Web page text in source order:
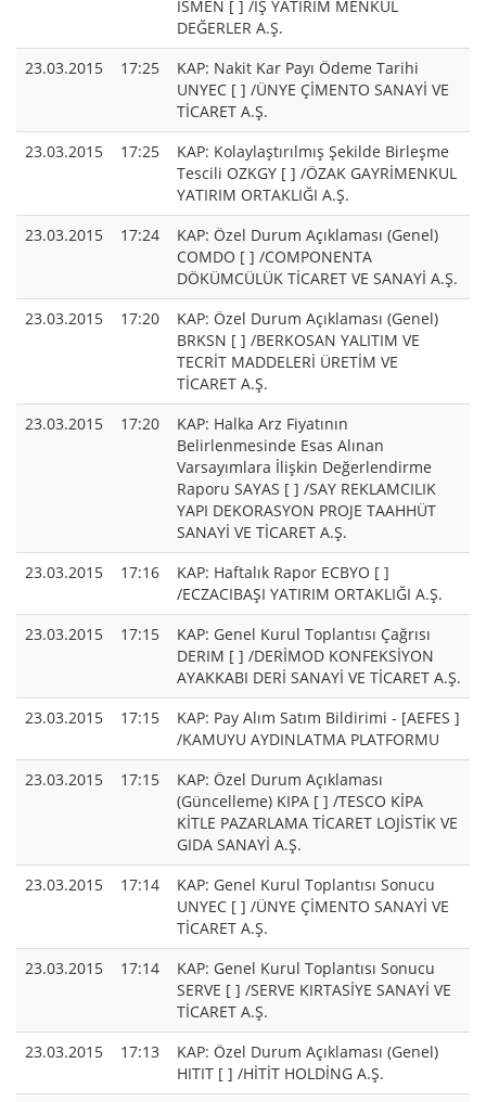
ISMEN [ ] /İŞ YATIRIM MENKUL
DEĞERLER A.Ş.
23.03.2015
17:25
KAP: Nakit Kar Payı Ödeme Tarihi
UNYEC [ ] /ÜNYE ÇİMENTO SANAYİ VE
TİCARET A.Ş.
23.03.2015
17:25
KAP: Kolaylaştırılmış Şekilde Birleşme
Tescili OZKGY [ ] /ÖZAK GAYRİMENKUL
YATIRIM ORTAKLIĞI A.Ş.
23.03.2015
17:24
KAP: Özel Durum Açıklaması (Genel)
COMDO [ ] /COMPONENTA
DÖKÜMCÜLÜK TİCARET VE SANAYİ A.Ş.
23.03.2015
17:20
KAP: Özel Durum Açıklaması (Genel)
BRKSN [ ] /BERKOSAN YALITIM VE
TECRİT MADDELERİ ÜRETİM VE
TİCARET A.Ş.
23.03.2015
17:20
KAP: Halka Arz Fiyatının
Belirlenmesinde Esas Alınan
Varsayımlara İlişkin Değerlendirme
Raporu SAYAS [ ] /SAY REKLAMCILIK
YAPI DEKORASYON PROJE TAAHHÜT
SANAYİ VE TİCARET A.Ş.
23.03.2015
17:16
KAP: Haftalık Rapor ECBYO [ ]
/ECZACIBAŞI YATIRIM ORTAKLIĞI A.Ş.
23.03.2015
17:15
KAP: Genel Kurul Toplantısı Çağrısı
DERIM [ ] /DERİMOD KONFEKSİYON
AYAKKABI DERİ SANAYİ VE TİCARET A.Ş.
23.03.2015
17:15
KAP: Pay Alım Satım Bildirimi - [AEFES ]
/KAMUYU AYDINLATMA PLATFORMU
23.03.2015
17:15
KAP: Özel Durum Açıklaması
(Güncelleme) KIPA [ ] /TESCO KİPA
KİTLE PAZARLAMA TİCARET LOJİSTİK VE
GIDA SANAYİ A.Ş.
23.03.2015
17:14
KAP: Genel Kurul Toplantısı Sonucu
UNYEC [ ] /ÜNYE ÇİMENTO SANAYİ VE
TİCARET A.Ş.
23.03.2015
17:14
KAP: Genel Kurul Toplantısı Sonucu
SERVE [ ] /SERVE KIRTASİYE SANAYİ VE
TİCARET A.Ş.
23.03.2015
17:13
KAP: Özel Durum Açıklaması (Genel)
HITIT [ ] /HİTİT HOLDİNG A.Ş.